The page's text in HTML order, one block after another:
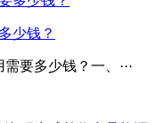
少钱？
要多少钱？一、···